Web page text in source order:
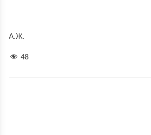
А.Ж.
48